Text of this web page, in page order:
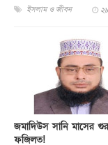
ইসলাম ও জীবন
জমাদিউস সানি মাসের
ফজিলত!